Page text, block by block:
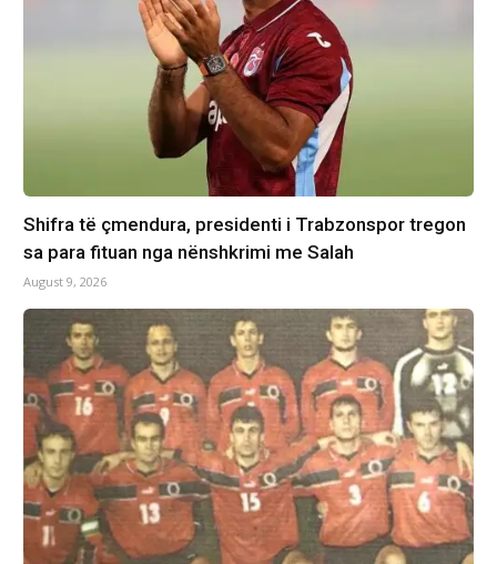
Shifra të çmendura, presidenti i Trabzonspor tregon
sa para fituan nga nënshkrimi me Salah
August 9, 2026